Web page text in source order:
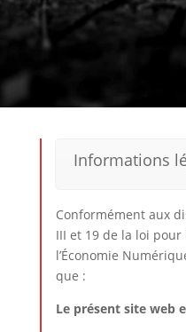
Informations
Conformément aux
III et 19 de la loi pour
l’Économie
que :
Le présent site web